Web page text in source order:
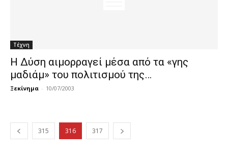
Τέχνη
Η Δύση αιμορραγεί μέσα από τα «γης
μαδιάμ» του πολιτισμού της…
Ξεκίνημα - 10/07/2003
315 316 317